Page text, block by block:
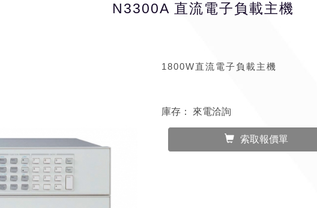
N3300A 直流電子負載主機
1800W直流電子負載主機
庫存： 來電洽詢
索取報價單